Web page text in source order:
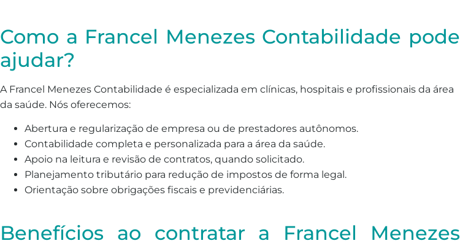
Como a Francel Menezes Contabilidade pode
ajudar?
A Francel Menezes Contabilidade é especializada em clínicas, hospitais e profissionais da área
da saúde. Nós oferecemos:
Abertura e regularização de empresa ou de prestadores autônomos.
Contabilidade completa e personalizada para a área da saúde.
Apoio na leitura e revisão de contratos, quando solicitado.
Planejamento tributário para redução de impostos de forma legal.
Orientação sobre obrigações fiscais e previdenciárias.
Benefícios ao contratar a Francel Menezes